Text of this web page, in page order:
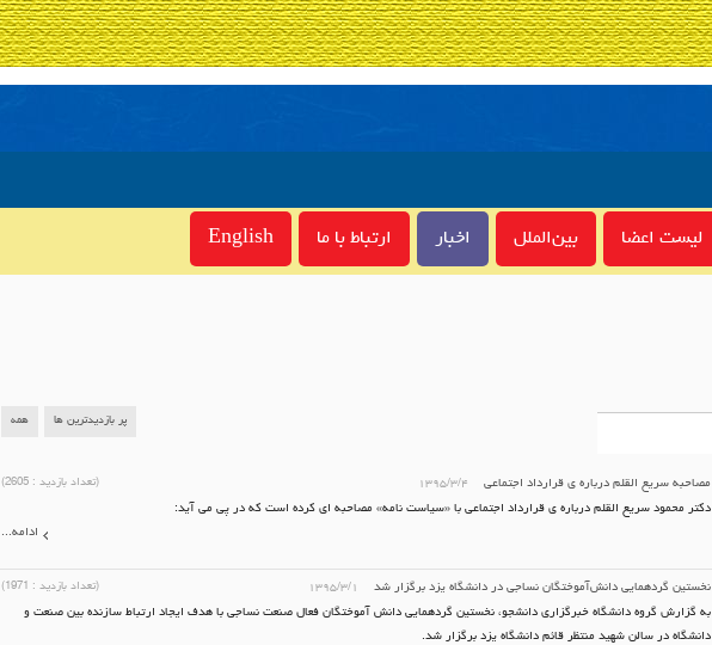
لیست اعضا بین‌الملل اخبار ارتباط با ما English
پر بازدیدترین ها همه
مصاحبه سریع القلم درباره ی قرارداد اجتماعی ۱۳۹۵/۳/۴ (تعداد بازدید : 2605
)
دکتر محمود سریع القلم درباره ی قرارداد اجتماعی با «سیاست نامه» مصاحبه ای کرده است که در پی می آید:
ادامه...
نخستین گردهمایی دانش‌آموختگان نساجی در دانشگاه یزد برگزار شد ۱۳۹۵/۳/۱ (تعداد بازدید : 1971
)
به گزارش گروه دانشگاه خبرگزاری دانشجو، نخستین گردهمایی دانش آموختگان فعال صنعت نساجی با هدف ایجاد ارتباط سازنده بین صنعت و
دانشگاه در سالن شهید منتظر قائم دانشگاه یزد برگزار شد.